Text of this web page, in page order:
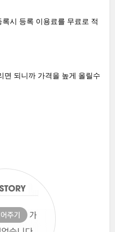
시 등록 이용료를 무료로 적
면 되니까 가격을 높게 올릴수